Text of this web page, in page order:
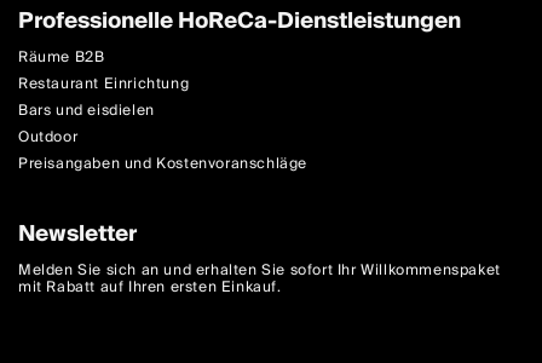
Professionelle HoReCa-Dienstleistungen
Räume B2B
Restaurant Einrichtung
Bars und eisdielen
Outdoor
Preisangaben und Kostenvoranschläge
Newsletter
Melden Sie sich an und erhalten Sie sofort Ihr Willkommenspaket
mit Rabatt auf Ihren ersten Einkauf.